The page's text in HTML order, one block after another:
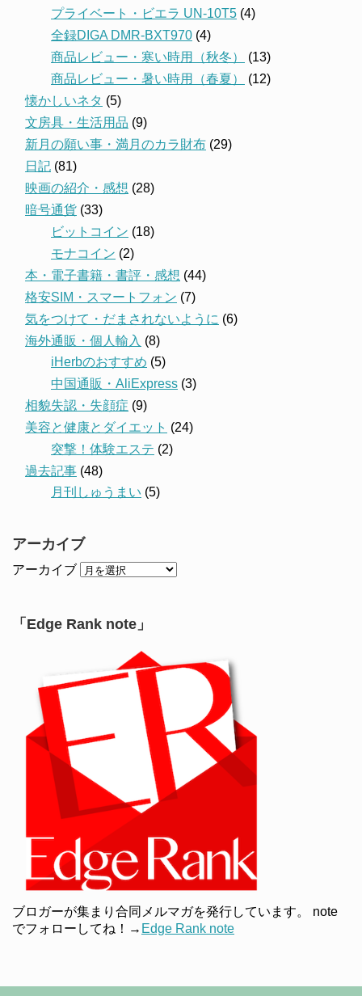
プライベート・ビエラ UN-10T5 (4)
全録DIGA DMR-BXT970 (4)
商品レビュー・寒い時用（秋冬）
(13)
商品レビュー・暑い時用（春夏）
(12)
懐かしいネタ (5)
文房具・生活用品 (9)
新月の願い事・満月のカラ財布 (29)
日記 (81)
映画の紹介・感想 (28)
暗号通貨 (33)
ビットコイン (18)
モナコイン (2)
本・電子書籍・書評・感想 (44)
格安SIM・スマートフォン (7)
気をつけて・だまされないように (6)
海外通販・個人輸入 (8)
iHerbのおすすめ (5)
中国通販・AliExpress (3)
相貌失認・失顔症 (9)
美容と健康とダイエット (24)
突撃！体験エステ (2)
過去記事 (48)
月刊しゅうまい (5)
アーカイブ
アーカイブ
「Edge Rank note」
ブロガーが集まり合同メルマガを発行しています。 note
でフォローしてね！→ Edge Rank note